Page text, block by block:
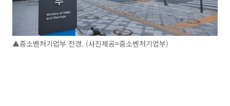
▲중소벤처기업부 전경. (사진제공=중소벤처기업부)